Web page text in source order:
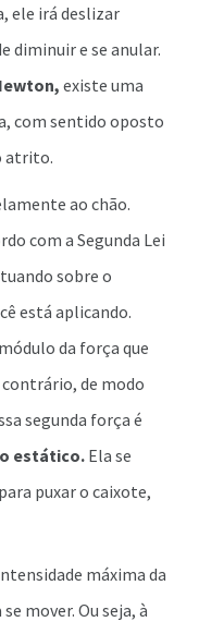
ele irá deslizar
diminuir e se anular.
existe uma
com sentido oposto
atrito.
ao chão.
com a Segunda Lei
sobre o
está aplicando.
da força que
de modo
segunda força é
estático.Ela se
puxar o caixote,
máxima da
mover. Ou seja, à